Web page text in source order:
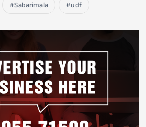
Sabarimala udf